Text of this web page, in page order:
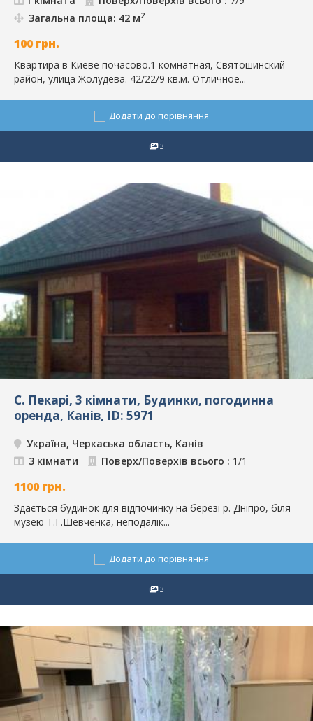
Загальна площа: 42 м2
100 грн.
Квартира в Киеве почасово.1 комнатная, Святошинский
район, улица Жолудева. 42/22/9 кв.м. Отличное...
Додати до порівняння
3
С. Пекарі, 3 кімнати, Будинки, погодинна
оренда, Канів, ID: 5971
Україна, Черкаська область, Канів
3 кімнати
Поверх/Поверхів всього : 1/1
1100 грн.
Здається будинок для відпочинку на березі р. Дніпро, біля
музею Т.Г.Шевченка, неподалік...
Додати до порівняння
3